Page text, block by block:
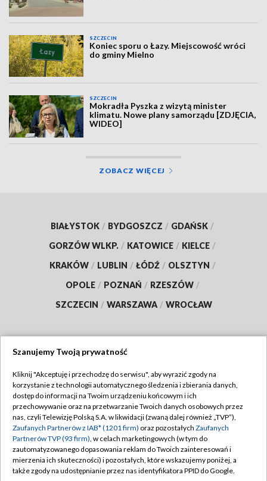
SZCZECIN
Koniec sporu o Łazy. Miejscowość wróci
do gminy Mielno
SZCZECIN
Mokradła Pyszka z wizytą minister
klimatu. Nowe plany samorządu [ZDJĘCIA,
WIDEO]
ZOBACZ WIĘCEJ
BIAŁYSTOK / BYDGOSZCZ / GDAŃSK /
GORZÓW WLKP. / KATOWICE / KIELCE /
KRAKÓW / LUBLIN / ŁÓDŹ / OLSZTYN /
OPOLE / POZNAŃ / RZESZÓW /
SZCZECIN / WARSZAWA / WROCŁAW
TVP
Abonament TVP
Emisja w TVP
Centrum informacji TVP
Naziemna Telewizja Cyfrowa
Regulamin TVP
Polityka prywatności
Moje zgody
Pomoc
Szanujemy Twoją prywatność
Kliknij "Akceptuję i przechodzę do serwisu", aby wyrazić zgody na
korzystanie z technologii automatycznego śledzenia i zbierania danych,
dostęp do informacji na Twoim urządzeniu końcowym i ich
przechowywanie oraz na przetwarzanie Twoich danych osobowych przez
nas, czyli Telewizję Polską S.A. w likwidacji (zwaną dalej również „TVP”),
Zaufanych Partnerów z IAB* (1201 firm) oraz pozostałych Zaufanych
Partnerów TVP (93 firm), w celach marketingowych (w tym do
zautomatyzowanego dopasowania reklam do Twoich zainteresowań i
mierzenia ich skuteczności) i pozostałych, które wskazujemy poniżej, a
także zgody na udostępnianie przez nas identyfikatora PPID do Google.